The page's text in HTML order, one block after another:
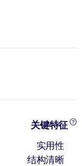
关键特征
实用性
结构清晰